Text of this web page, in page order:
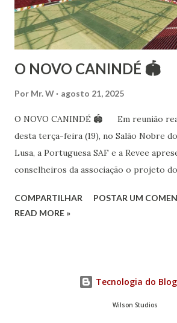
dança aos 4 anos de idade (em 1982) no
passando por diversas atividades co...
O NOVO CANINDÉ 🏟
Por Mr. W agosto 21, 2025
O NOVO CANINDÉ 🏟 Em reunião
desta terça-feira (19), no Salão Nobre
Lusa, a Portuguesa SAF e a Revee
conselheiros da associação o projeto
complexo, que englobará clube social,
SAF, André Berenguer, e os vice-
(marketing), Marcus Mingoni
COMPARTILHAR
POSTAR UM
READ MORE »
Tecnologia do
Wilson Studios